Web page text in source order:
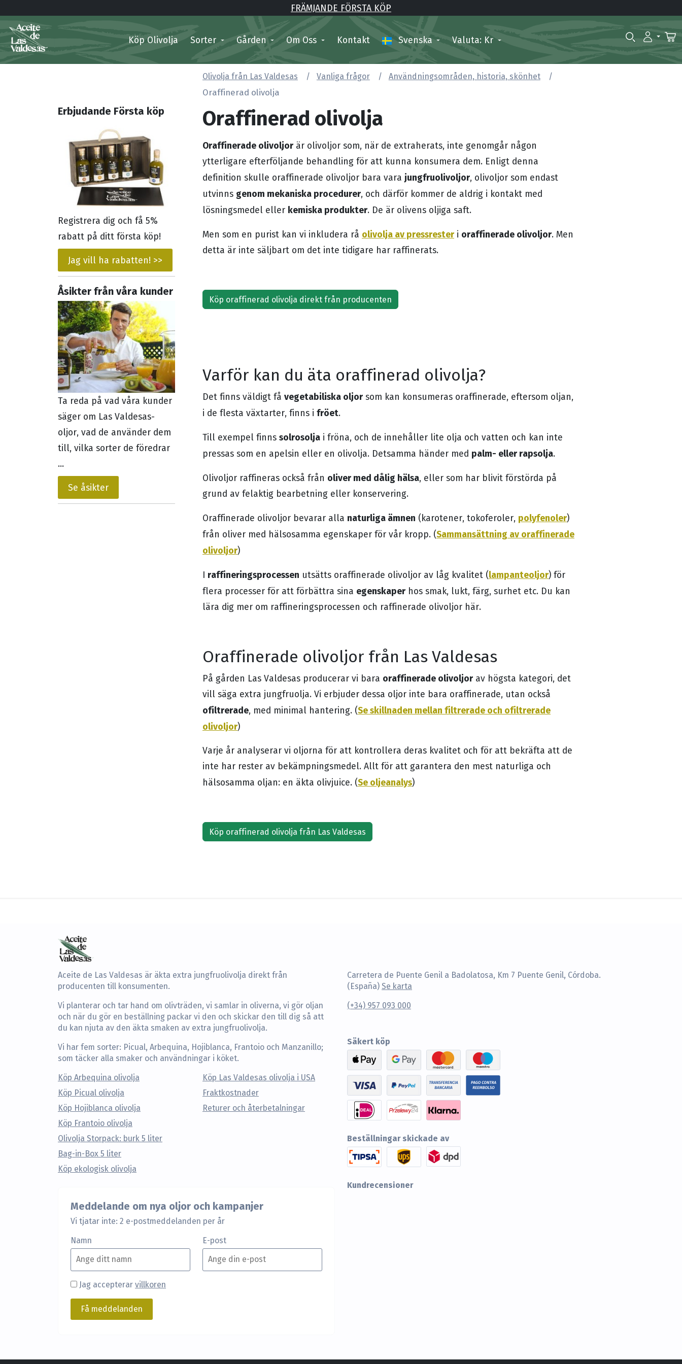
FRÄMJANDE FÖRSTA KÖP
Köp Olivolja Sorter Gården Om Oss Kontakt Svenska Valuta: Kr
Olivolja från Las Valdesas Vanliga frågor
Användningsområden, historia, skönhet
Oraffinerad olivolja
Erbjudande Första köp
Registrera dig och få 5%
rabatt på ditt första köp!
Jag vill ha rabatten! >>
Åsikter från våra kunder
Ta reda på vad våra kunder
säger om Las Valdesas-
oljor, vad de använder dem
till, vilka sorter de föredrar
...
Se åsikter
Oraffinerad olivolja
Oraffinerade olivoljor är olivoljor som, när de extraherats, inte genomgår någon
ytterligare efterföljande behandling för att kunna konsumera dem. Enligt denna
definition skulle oraffinerade olivoljor bara vara jungfruolivoljor, olivoljor som endast
utvinns genom mekaniska procedurer, och därför kommer de aldrig i kontakt med
lösningsmedel eller kemiska produkter. De är olivens oljiga saft.
Men som en purist kan vi inkludera rå olivolja av pressrester i oraffinerade olivoljor. Men
detta är inte säljbart om det inte tidigare har raffinerats.
Köp oraffinerad olivolja direkt från producenten
Varför kan du äta oraffinerad olivolja?
Det finns väldigt få vegetabiliska oljor som kan konsumeras oraffinerade, eftersom oljan,
i de flesta växtarter, finns i fröet.
Till exempel finns solrosolja i fröna, och de innehåller lite olja och vatten och kan inte
pressas som en apelsin eller en olivolja. Detsamma händer med palm- eller rapsolja.
Olivoljor raffineras också från oliver med dålig hälsa, eller som har blivit förstörda på
grund av felaktig bearbetning eller konservering.
Oraffinerade olivoljor bevarar alla naturliga ämnen (karotener, tokoferoler, polyfenoler)
från oliver med hälsosamma egenskaper för vår kropp. (Sammansättning av oraffinerade
olivoljor)
I raffineringsprocessen utsätts oraffinerade olivoljor av låg kvalitet (lampanteoljor) för
flera processer för att förbättra sina egenskaper hos smak, lukt, färg, surhet etc. Du kan
lära dig mer om raffineringsprocessen och raffinerade olivoljor här.
Oraffinerade olivoljor från Las Valdesas
På gården Las Valdesas producerar vi bara oraffinerade olivoljor av högsta kategori, det
vill säga extra jungfruolja. Vi erbjuder dessa oljor inte bara oraffinerade, utan också
ofiltrerade, med minimal hantering. (Se skillnaden mellan filtrerade och ofiltrerade
olivoljor)
Varje år analyserar vi oljorna för att kontrollera deras kvalitet och för att bekräfta att de
inte har rester av bekämpningsmedel. Allt för att garantera den mest naturliga och
hälsosamma oljan: en äkta olivjuice. (Se oljeanalys)
Köp oraffinerad olivolja från Las Valdesas
Aceite de Las Valdesas är äkta extra jungfruolivolja direkt från
producenten till konsumenten.
Vi planterar och tar hand om olivträden, vi samlar in oliverna, vi gör oljan
och när du gör en beställning packar vi den och skickar den till dig så att
du kan njuta av den äkta smaken av extra jungfruolivolja.
Vi har fem sorter: Picual, Arbequina, Hojiblanca, Frantoio och Manzanillo;
som täcker alla smaker och användningar i köket.
Köp Arbequina olivolja
Köp Picual olivolja
Köp Hojiblanca olivolja
Köp Frantoio olivolja
Olivolja Storpack: burk 5 liter
Bag-in-Box 5 liter
Köp ekologisk olivolja
Köp Las Valdesas olivolja i USA
Fraktkostnader
Returer och återbetalningar
Meddelande om nya oljor och kampanjer
Vi tjatar inte: 2 e-postmeddelanden per år
Namn
E-post
Jag accepterarvillkoren
Carretera de Puente Genil a Badolatosa, Km 7 Puente Genil, Córdoba.
(España)Se karta
(+34) 957 093 000
Säkert köp
Beställningar skickade av
Kundrecensioner